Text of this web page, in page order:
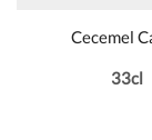
Cecemel
33cl